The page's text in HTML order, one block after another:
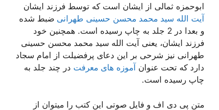
ابوحمزه ثمالی از ایشان است که توسط فرزند ایشان
آیت الله سید محمد محسن حسینی طهرانی ضبط شده
و بعدا در 2 جلد به چاپ رسیده است. همچنین خود
فرزند ایشان، یعنی آیت الله سید محمد محسن حسینی
طهرانی نیز شرحی بر این دعای پرفضیلت از امام سجاد
دارد که تحت عنوان آموزه های معرفت در چند جلد به
چاپ رسیده است.
متن پی دی اف و فایل صوتی این کتب را میتوان از